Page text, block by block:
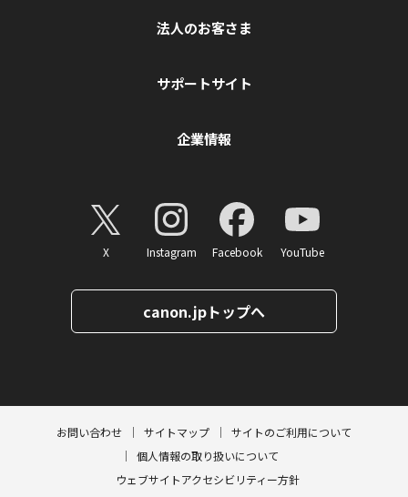
法人のお客さま
サポートサイト
企業情報
X Instagram Facebook YouTube
canon.jpトップへ
お問い合わせ サイトマップ
サイトのご利用について
個人情報の取り扱いについて
ウェブサイトアクセシビリティー方針